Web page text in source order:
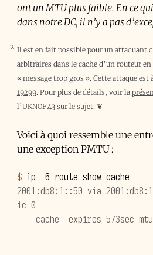
ont un MTUplus faible. En ce
dans notre DC, il n’y a pas
2 Il est en fait possible pour un attaquant
arbitraires dans le cache d’un routeur
« message trop gros ». Cette attaque est
19299. Pour plus de détails, voir la
l’UKNOF 43sur le sujet. ❦
Voici à quoi ressemble une
une exception PMTU:
$ ip -6 route show
2001:db8:1::50 via
ic 0
cache  expires 573sec